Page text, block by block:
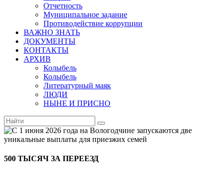
Отчетность
Муниципальное задание
Противодействие коррупции
ВАЖНО ЗНАТЬ
ДОКУМЕНТЫ
КОНТАКТЫ
АРХИВ
Колыбель
Колыбель
Литературный маяк
ЛЮДИ
НЫНЕ И ПРИСНО
500 ТЫСЯЧ ЗА ПЕРЕЕЗД